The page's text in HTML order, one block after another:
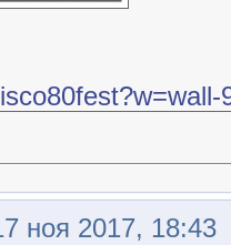
ноя 2017, 18:43